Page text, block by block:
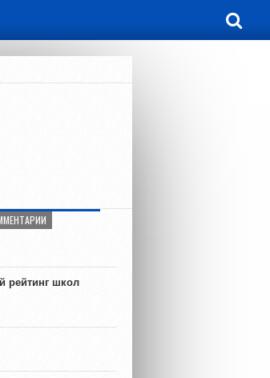
рейтинг школ